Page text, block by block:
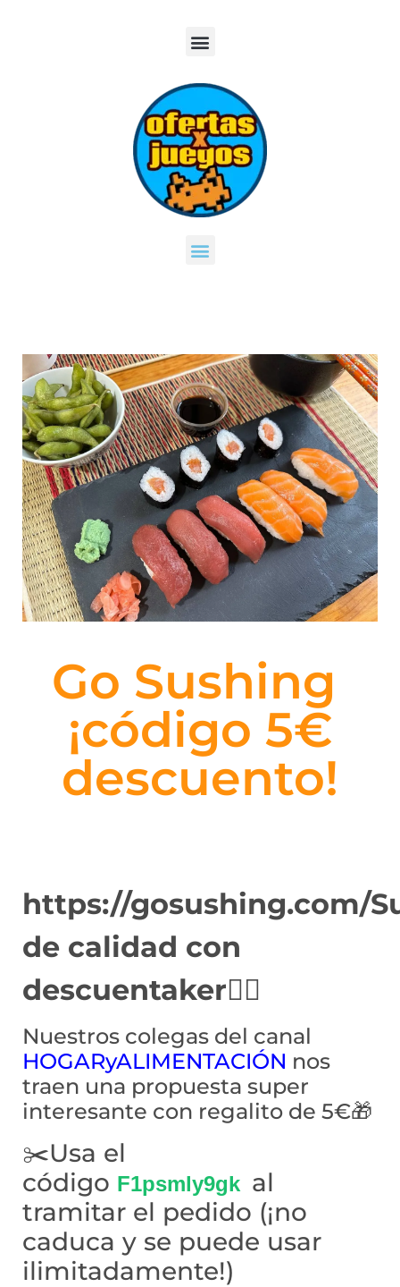
Go Sushing
¡código 5€
descuento!
https://gosushing.com/
de calidad con
descuentaker👌🏻
Nuestros colegas del canal
HOGARyALIMENTACIÓN nos
traen una propuesta super
interesante con regalito de 5€🎁
✂️Usa el
código F1psmly9gk al
tramitar el pedido (¡no
caduca y se puede usar
ilimitadamente!)